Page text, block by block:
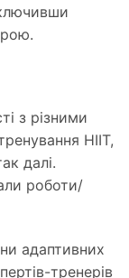
з різними
HIIT,
далі.
роботи/
адаптивних
тренерів